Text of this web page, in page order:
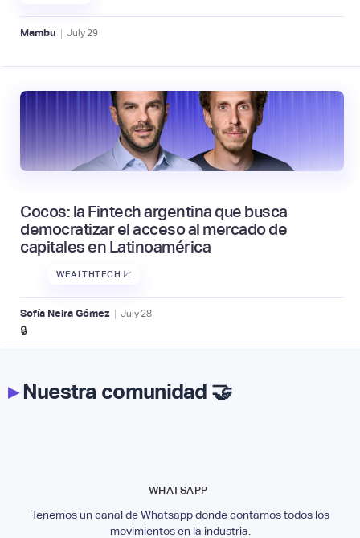
Mambu | July 29
Cocos: la Fintech argentina que busca
democratizar el acceso al mercado de
capitales en Latinoamérica
WEALTHTECH 📈
Sofía Neira Gómez | July 28
🔒
▸Nuestra comunidad 🤝
WHATSAPP
Tenemos un canal de Whatsapp donde contamos todos los
movimientos en la industria.